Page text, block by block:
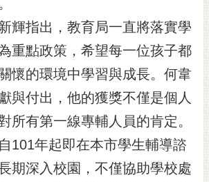
輝指出，教育局一直將落實學
重點政策，希望每一位孩子都
懷的環境中學習與成長。何韋
與付出，他的獲獎不僅是個人
所有第一線專輔人員的肯定。
101年起即在本市學生輔導諮
期深入校園，不僅協助學校處